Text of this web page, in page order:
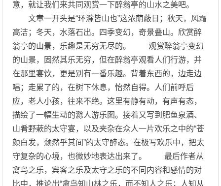
意，就让我们来共同观赏一下醉翁亭的山水之美吧。
文章一开头是“环滁皆山也”这浓荫蔽日；秋天，风霜
高洁；冬天，水落石出。四季变幻，奇景叠山。欣赏醉
翁亭的山景，乐趣是无穷无尽的。 观赏醉翁亭变幻
的山景，固然其乐无穷，但在醉翁亭观看人们行游，并
在那里宴饮，更是别有一番乐趣。背着东西的，边走边
唱；走累了的，在树下休息，怡然自得。人们前呼后
应，老人小孩，往来不绝。这里有静有动，有声有态，
描绘了一幅生动的滁人游乐图。接着又写到肥鱼泉酒、
山肴野蔌的太守宴，以及夹杂在众人一片欢乐之中的“苍
颜白发，颓然乎其间”的太守醉态。在极写欢乐中，把太
守复杂的心境，也微妙地表达出来了。 最后作者从
禽鸟之乐，宾客之乐及太守之乐的不同内容和感情的对
比中，推论出“禽鸟知山林之乐，而不知人之乐；人知从